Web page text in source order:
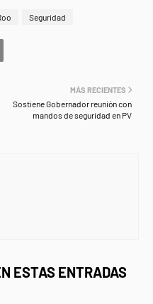
Seguridad
MÁS RECIENTES
Sostiene Gobernador reunión con
mandos de seguridad en PV
ESTAS ENTRADAS